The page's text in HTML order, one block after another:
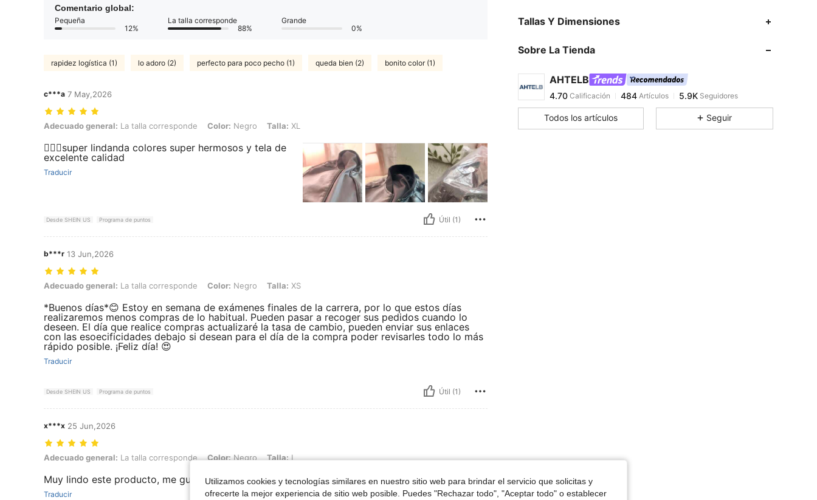
Comentario global:
Pequeña
12%
La talla corresponde
88%
Grande
0%
rapidez logística (1) lo adoro (2) perfecto para poco pecho (1) queda bien (2) bonito color (1)
c***a 7 May,2026
Adecuado general: La talla corresponde, Color: Negro, Talla: XL
Adecuado general: La talla corresponde Color: Negro Talla: XL
👍🏼🌹super lindanda colores super hermosos y tela de
excelente calidad
Traducir
Desde SHEIN US Programa de puntos Útil (1)
b***r 13 Jun,2026
Adecuado general: La talla corresponde, Color: Negro, Talla: XS
Adecuado general: La talla corresponde Color: Negro Talla: XS
*Buenos días*😊 Estoy en semana de exámenes finales de la carrera, por lo que estos días
realizaremos menos compras de lo habitual. Pueden pasar a recoger sus pedidos cuando lo
deseen. El día que realice compras actualizaré la tasa de cambio, pueden enviar sus enlaces
con las esoecificidades debajo si desean para el día de la compra poder revisarles todo lo más
rápido posible. ¡Feliz día! 😍
Traducir
Desde SHEIN US Programa de puntos Útil (1)
x***x 25 Jun,2026
Adecuado general: La talla corresponde, Color: Negro, Talla: L
Adecuado general: La talla corresponde Color:Negro Talla:L
Muy lindo este producto, me gusto mucho
Traducir
Tallas Y Dimensiones
Sobre La Tienda
AHTELB
4.70
4.70
Calificación 484Artículos 5.9K
n***0pagó Hace 1 día
4.70
Todos los artículos Seguir
Utilizamos cookies y tecnologías similares en nuestro sitio web para brindar el servicio que solicitas y
ofrecerte la mejor experiencia de sitio web posible. Puedes "Rechazar todo", "Aceptar todo" o establecer